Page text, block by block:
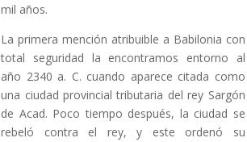
mil años.
La primera mención atribuible a Babilonia con
total seguridad la encontramos entorno al
año 2340 a. C. cuando aparece citada como
una ciudad provincial tributaria del rey Sargón
de Acad. Poco tiempo después, la ciudad se
rebeló contra el rey, y este ordenó su